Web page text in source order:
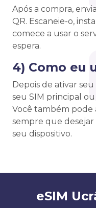
Após a compra,
QR. Escaneie-o,
comece a usar o
espera.
4) Como eu
Depois de ativar
seu SIM principal
Você também pode
sempre que desejar
seu dispositivo.
eSIM